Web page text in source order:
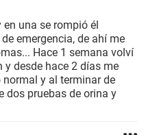
una se rompió él
emergencia, de ahí me
Hace 1 semana volví
y desde hace 2 días me
y al terminar de
dos pruebas de orina y